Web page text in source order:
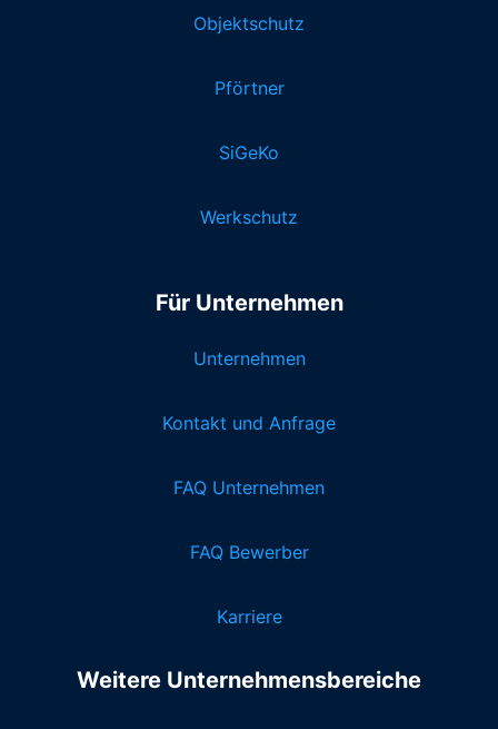
Objektschutz
Pförtner
SiGeKo
Werkschutz
Für Unternehmen
Unternehmen
Kontakt und Anfrage
FAQ Unternehmen
FAQ Bewerber
Karriere
Weitere Unternehmensbereiche